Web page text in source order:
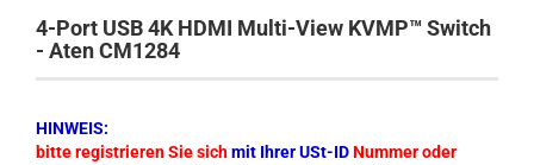
4-Port USB 4K HDMI Multi-View KVMP™ Switch
- Aten CM1284
HINWEIS:
bitte registrieren Sie sichmit Ihrer USt-IDNummer oder